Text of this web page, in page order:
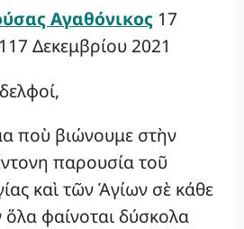
Αγαθόνικος 17
17 Δεκεμβρίου 2021
ποὺ βιώνουμε στὴν
παρουσία τοῦ
καὶ τῶν Ἁγίων σὲ κάθε
φαίνοται δύσκολα